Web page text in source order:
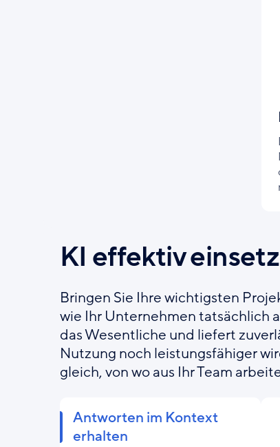
KI effektiv
Bringen Sie Ihre wichtigsten
wie Ihr Unternehmen tatsächlich
das Wesentliche und liefert
Nutzung noch leistungsfähiger
gleich, von wo aus Ihr Team
Antworten im Kontext
erhalten